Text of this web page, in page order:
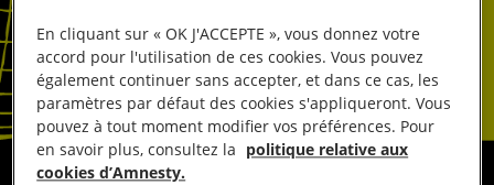
En cliquant sur « OK J'ACCEPTE », vous donnez votre
accord pour l'utilisation de ces cookies. Vous pouvez
également continuer sans accepter, et dans ce cas, les
paramètres par défaut des cookies s'appliqueront. Vous
pouvez à tout moment modifier vos préférences. Pour
en savoir plus, consultez la politique relative aux
cookies d’Amnesty.